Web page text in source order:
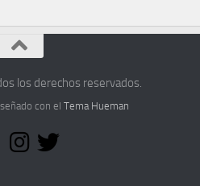
los derechos reservados.
con elTema Hueman